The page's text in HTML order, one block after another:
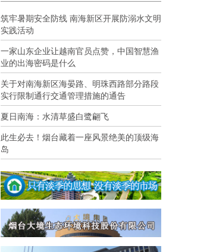
筑牢暑期安全防线 南海新区开展防溺水文明
实践活动
一家山东企业让越南官员点赞，中国智慧渔
业的出海密码是什么
关于对南海新区海晏路、明珠西路部分路段
实行限制通行交通管理措施的通告
夏日南海：水清草盛白鹭翩飞
此生必去！烟台藏着一座风景绝美的顶级海
岛